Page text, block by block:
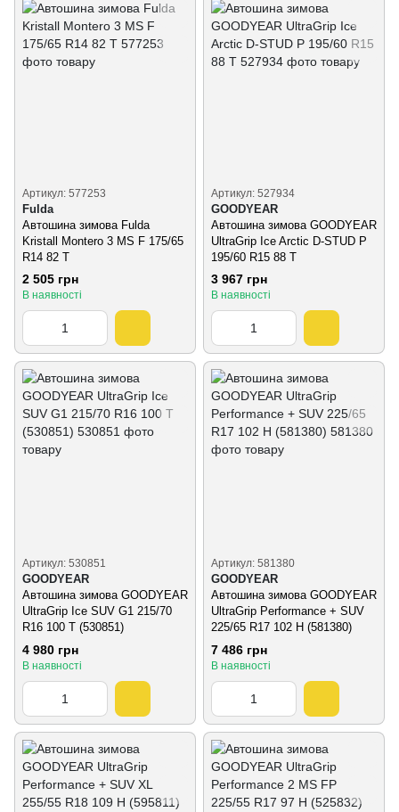
Артикул: 577253
Fulda
Автошина зимова Fulda
Kristall Montero 3 MS F 175/65
R14 82 T
2 505 грн
В наявності
Артикул: 527934
GOODYEAR
Автошина зимова GOODYEAR
UltraGrip Ice Arctic D-STUD P
195/60 R15 88 T
3 967 грн
В наявності
Артикул: 530851
GOODYEAR
Автошина зимова GOODYEAR
UltraGrip Ice SUV G1 215/70
R16 100 T (530851)
4 980 грн
В наявності
Артикул: 581380
GOODYEAR
Автошина зимова GOODYEAR
UltraGrip Performance + SUV
225/65 R17 102 H (581380)
7 486 грн
В наявності